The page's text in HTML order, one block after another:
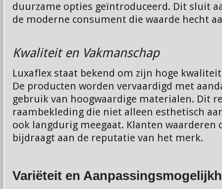
duurzame opties geïntroduceerd. Dit sluit
de moderne consument die waarde hecht
Kwaliteit en Vakmanschap
Luxaflex staat bekend om zijn hoge
De producten worden vervaardigd met
gebruik van hoogwaardige materialen. Dit
raambekleding die niet alleen esthetisch
ook langdurig meegaat. Klanten waarderen
bijdraagt aan de reputatie van het merk.
Variëteit en